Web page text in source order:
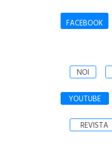
FACEBOOK
NOI
YOUTUBE
REVISTA